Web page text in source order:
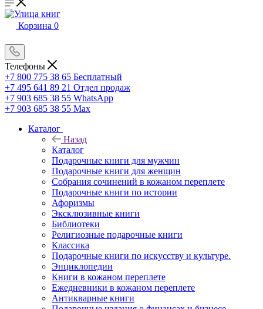
Корзина 0
Телефоны
+7 800 775 38 65 Бесплатный
+7 495 641 89 21 Отдел продаж
+7 903 685 38 55 WhatsApp
+7 903 685 38 55 Max
Каталог
Назад
Каталог
Подарочные книги для мужчин
Подарочные книги для женщин
Собрания сочинений в кожаном переплете
Подарочные книги по истории
Афоризмы
Эксклюзивные книги
Библиотеки
Религиозные подарочные книги
Классика
Подарочные книги по искусству и культуре.
Энциклопедии
Книги в кожаном переплете
Ежедневники в кожаном переплете
Антикварные книги